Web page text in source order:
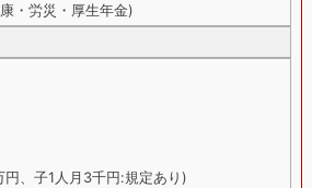
・労災・厚生年金)
、子1人月3千円:規定あり)